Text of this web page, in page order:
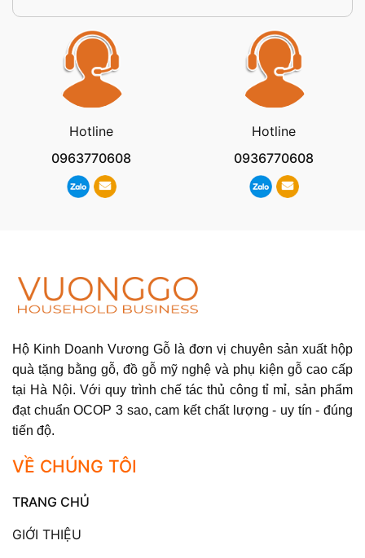
Hotline
0963770608
Hotline
0936770608
Hộ Kinh Doanh Vương Gỗ là đơn vị chuyên sản xuất hộp
quà tặng bằng gỗ, đồ gỗ mỹ nghệ và phụ kiện gỗ cao cấp
tại Hà Nội. Với quy trình chế tác thủ công tỉ mỉ, sản phẩm
đạt chuẩn OCOP 3 sao, cam kết chất lượng - uy tín - đúng
tiến độ.
VỀ CHÚNG TÔI
TRANG CHỦ
GIỚI THIỆU